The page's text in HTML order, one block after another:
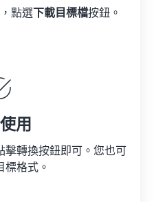
點選 下載目標檔按鈕。
用
擊轉換按鈕即可。您也可
格式。